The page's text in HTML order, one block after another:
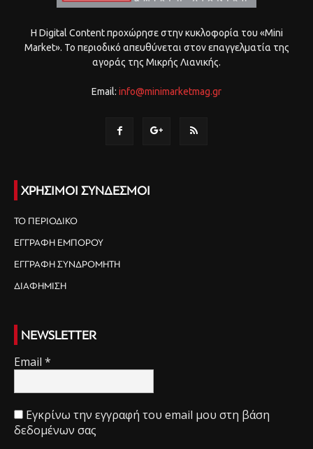
Η Digital Content προχώρησε στην κυκλοφορία του «Mini
Market». Το περιοδικό απευθύνεται στον επαγγελματία της
αγοράς της Μικρής Λιανικής.
Email: info@minimarketmag.gr
ΧΡΗΣΙΜΟΙ ΣΥΝΔΕΣΜΟΙ
ΤΟ ΠΕΡΙΟΔΙΚΟ
ΕΓΓΡΑΦΗ ΕΜΠΟΡΟΥ
ΕΓΓΡΑΦΗ ΣΥΝΔΡΟΜΗΤΗ
ΔΙΑΦΗΜΙΣΗ
NEWSLETTER
Email *
Εγκρίνω την εγγραφή του email μου στη βάση
δεδομένων σας